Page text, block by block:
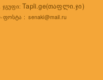
ჯგუფი:Tapli.ge(თაფლი.ჯი)
ფოსტა :senaki@mail.ru